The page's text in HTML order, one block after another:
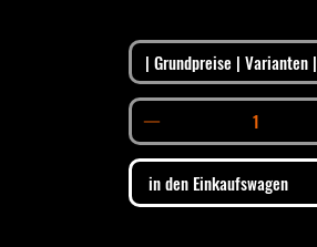
| Grundpreise | Varianten |
in den Einkaufswagen